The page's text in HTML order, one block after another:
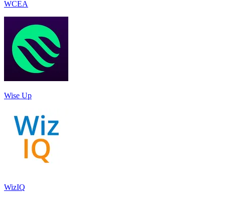
WCEA
Wise Up
WizIQ